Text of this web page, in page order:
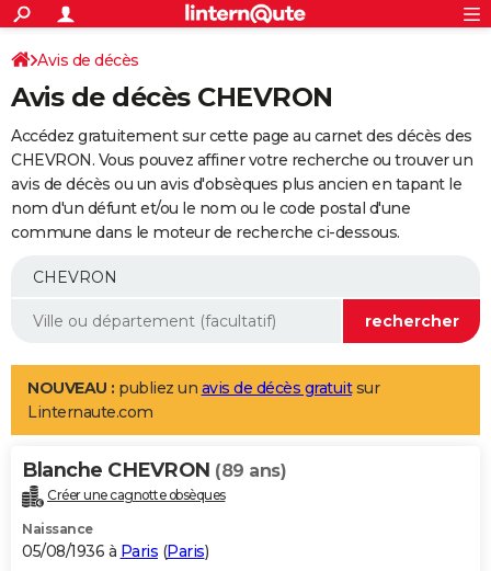
ACTUALITÉS
Politique
Société
Faits Divers
Education
Monde
Villes
+
SPORT
Coupe du monde 2026
Football
Tennis
Cyclisme
Rugby
Forum
Programme TV
TNT
Streaming
Cinéma
Sorties cinéma
Musique
+
FINANCE
Retraite
Epargne
Immobilier
Risques naturels par ville
Banque
Assurance
AUTO
Essais
Réserver un essai
Citadines
Berlines
SUV
Forum auto
+
Mobiles
Meilleur smartphone
Internet
Ordinateurs
Jeux vidéo
Guide high-tech
Aménagement intérieur
LIFESTYLE
Art de vivre
Bien-être
Loisirs
Mode
Modes de vie
Alimentation
Guide de la santé
Maladies
Médicaments
Sommeil
VOYAGE
Destinations
City break
Voyage nature
Voyage de noces
Forum
Climat
+PHOTO
GUIDES D'ACHAT
Avis de décès
Avis de décès CHEVRON
Accédez gratuitement sur cette page au carnet des décès des
CHEVRON. Vous pouvez affiner votre recherche ou trouver un
avis de décès ou un avis d'obsèques plus ancien en tapant le
nom d'un défunt et/ou le nom ou le code postal d'une
commune dans le moteur de recherche ci-dessous.
NOUVEAU : publiez un avis de décès gratuitsur
Linternaute.com
Blanche CHEVRON (89 ans)
Créer une cagnotte obsèques
Naissance
05/08/1936 à Paris (Paris)